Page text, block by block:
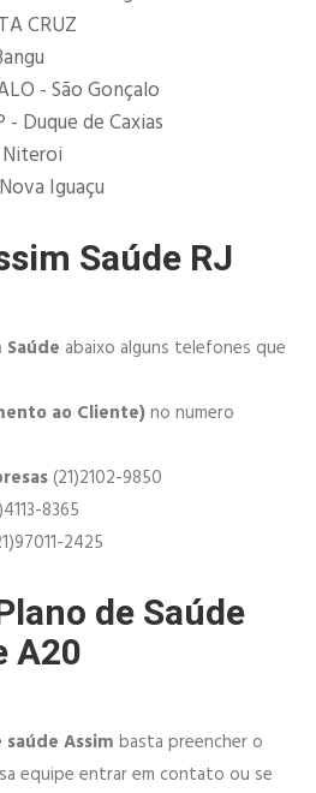
CRUZ
- São Gonçalo
- Duque de Caxias
Niteroi
Iguaçu
Saúde RJ
Saúde abaixo alguns telefones que
ao Cliente)no numero
(21)2102-9850
8365
2425
de Saúde
A20
saúde Assim basta preencher o
equipe entrar em contato ou se